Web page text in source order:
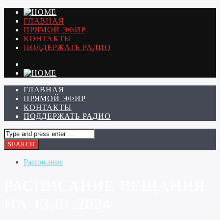
ГЛАВНАЯ
ПРЯМОЙ ЭФИР
КОНТАКТЫ
ПОДДЕРЖАТЬ РАДИО
ГЛАВНАЯ
ПРЯМОЙ ЭФИР
КОНТАКТЫ
ПОДДЕРЖАТЬ РАДИО
Расписание